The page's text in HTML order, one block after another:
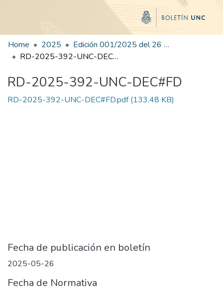
Home 2025
Edición 001/2025 del 26 de mayo de 2025
RD-2025-392-UNC-DEC#FD
RD-2025-392-UNC-DEC#FD
RD-2025-392-UNC-DEC#FD.pdf(133.48 KB)
Fecha de publicación en boletín
2025-05-26
Fecha de Normativa